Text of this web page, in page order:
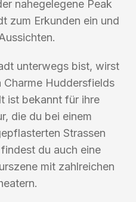
nahegelegene Peak
zum Erkunden ein und
unterwegs bist, wirst
Huddersfields
ist bekannt für ihre
die du bei einem
Strassen
du auch eine
mit zahlreichen